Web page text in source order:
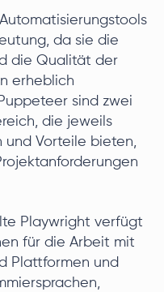
da sie die
die Qualität der
erheblich
sind zwei
die jeweils
und Vorteile bieten,
Playwright verfügt
für die Arbeit mit
Plattformen und